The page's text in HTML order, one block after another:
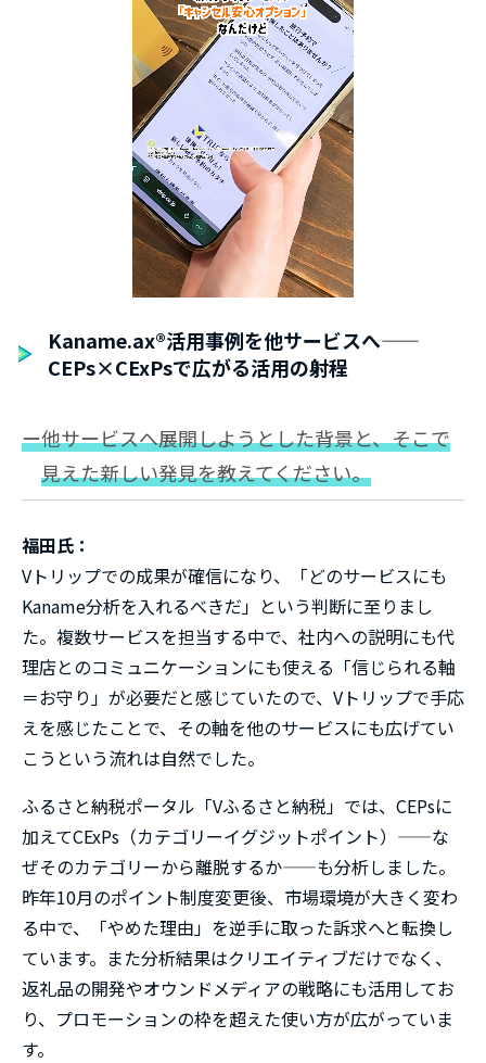
Kaname.ax®活用事例を他サービスへ——
CEPs×CExPsで広がる活用の射程
ー他サービスへ展開しようとした背景と、そこで
見えた新しい発見を教えてください。
福田氏：
Vトリップでの成果が確信になり、「どのサービスにも
Kaname分析を入れるべきだ」という判断に至りまし
た。複数サービスを担当する中で、社内への説明にも代
理店とのコミュニケーションにも使える「信じられる軸
＝お守り」が必要だと感じていたので、Vトリップで手応
えを感じたことで、その軸を他のサービスにも広げてい
こうという流れは自然でした。
ふるさと納税ポータル「Vふるさと納税」では、CEPsに
加えてCExPs（カテゴリーイグジットポイント）——な
ぜそのカテゴリーから離脱するか——も分析しました。
昨年10月のポイント制度変更後、市場環境が大きく変わ
る中で、「やめた理由」を逆手に取った訴求へと転換し
ています。また分析結果はクリエイティブだけでなく、
返礼品の開発やオウンドメディアの戦略にも活用してお
り、プロモーションの枠を超えた使い方が広がっていま
す。